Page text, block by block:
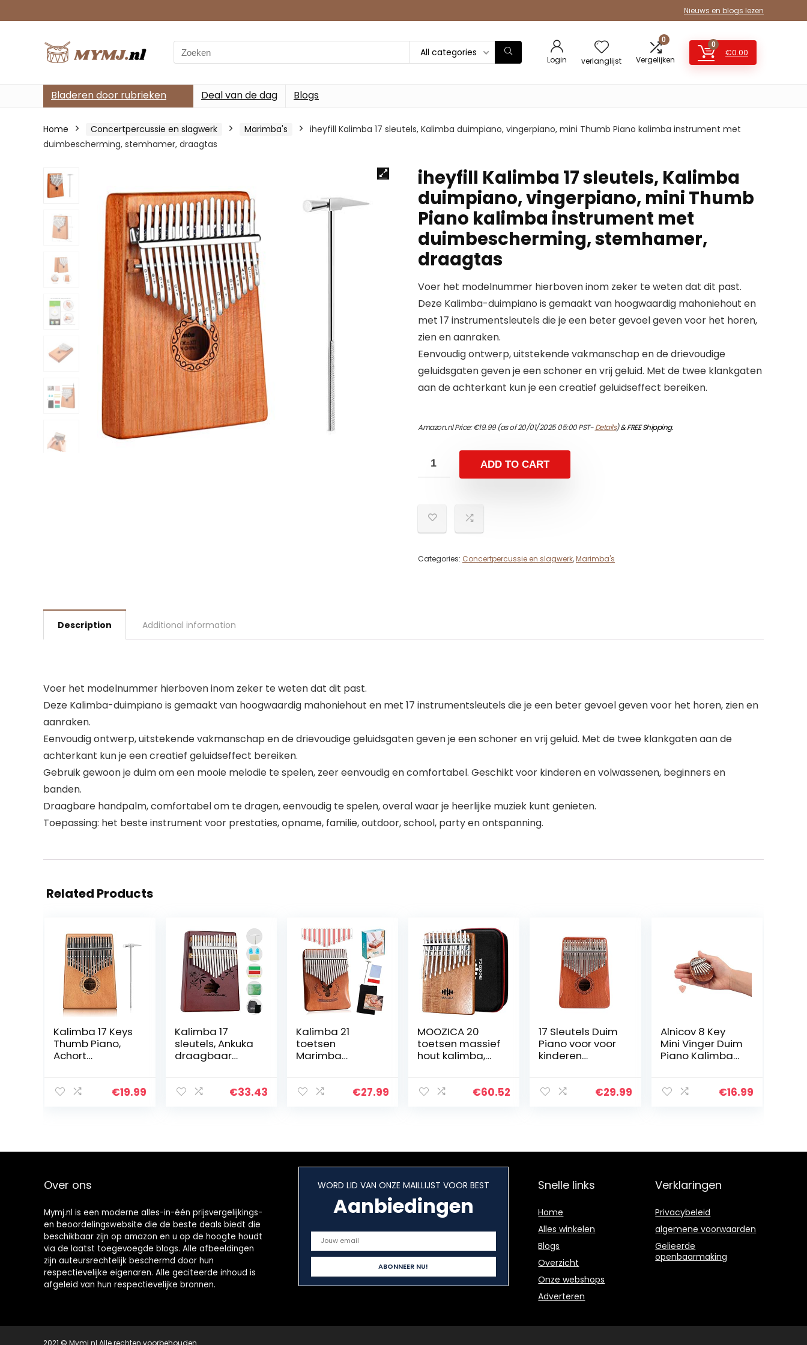
Nieuws en blogs lezen
Search
for:
All categories
Login verlanglijst
0
Vergelijken
0
€0.00
Bladeren door rubrieken Deal van de dag Blogs
Home Concertpercussie en slagwerk Marimba's
iheyfill Kalimba 17 sleutels, Kalimba duimpiano, vingerpiano, mini Thumb Piano kalimba instrument met
duimbescherming, stemhamer, draagtas
iheyfill Kalimba 17 sleutels, Kalimba
duimpiano, vingerpiano, mini Thumb
Piano kalimba instrument met
duimbescherming, stemhamer,
draagtas
Voer het modelnummer hierboven inom zeker te weten dat dit past.
Deze Kalimba-duimpiano is gemaakt van hoogwaardig mahoniehout en
met 17 instrumentsleutels die je een beter gevoel geven voor het horen,
zien en aanraken.
Eenvoudig ontwerp, uitstekende vakmanschap en de drievoudige
geluidsgaten geven je een schoner en vrij geluid. Met de twee klankgaten
aan de achterkant kun je een creatief geluidseffect bereiken.
Amazon.nl Price:€19.99(as of 20/01/2025 05:00 PST-Details)&FREE Shipping.
ADD TO CART
Categories: Concertpercussie en slagwerk,Marimba's
Description Additional information
Voer het modelnummer hierboven inom zeker te weten dat dit past.
Deze Kalimba-duimpiano is gemaakt van hoogwaardig mahoniehout en met 17 instrumentsleutels die je een beter gevoel geven voor het horen, zien en
aanraken.
Eenvoudig ontwerp, uitstekende vakmanschap en de drievoudige geluidsgaten geven je een schoner en vrij geluid. Met de twee klankgaten aan de
achterkant kun je een creatief geluidseffect bereiken.
Gebruik gewoon je duim om een mooie melodie te spelen, zeer eenvoudig en comfortabel. Geschikt voor kinderen en volwassenen, beginners en
banden.
Draagbare handpalm, comfortabel om te dragen, eenvoudig te spelen, overal waar je heerlijke muziek kunt genieten.
Toepassing: het beste instrument voor prestaties, opname, familie, outdoor, school, party en ontspanning.
Related Products
Kalimba 17 Keys
Thumb Piano,
Achort
Kalimba Houten
€19.99
Kalimba 17
sleutels, Ankuka
draagbaar
mahonie
ing…
€33.43
Kalimba 21
toetsen
Marimba
duimpiano
rs Kinderen
Volwassenen
sgeschenk
temhamer en
leerinstructies
€27.99
MOOZICA 20
toetsen massief
hout kalimba,
professionele
€60.52
17 Sleutels Duim
Piano voor voor
kinderen
Professioneel,
studie-
(Color : Hand
€29.99
Alnicov 8 Key
Mini Vinger Duim
Piano Kalimba
Accessoire
€16.99
Over ons
Mymj.nl is een moderne alles-in-één prijsvergelijkings-
en beoordelingswebsite die de beste deals biedt die
beschikbaar zijn op amazon en u op de hoogte houdt
via de laatst toegevoegde blogs. Alle afbeeldingen
zijn auteursrechtelijk beschermd door hun
respectievelijke eigenaren. Alle geciteerde inhoud is
afgeleid van hun respectievelijke bronnen.
WORD LID VAN ONZE MAILLIJST VOOR BEST
Aanbiedingen
Snelle links
Home
Alles winkelen
Blogs
Overzicht
Onze webshops
Adverteren
Verklaringen
Privacybeleid
algemene voorwaarden
Gelieerde
openbaarmaking
2021 © Mymj.nl Alle rechten voorbehouden